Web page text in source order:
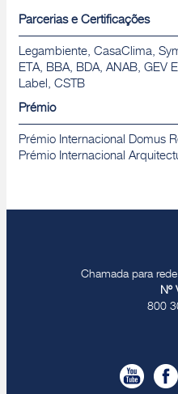
Parcerias e Certificações
Legambiente, CasaClima,
ETA, BBA, BDA, ANAB, GEV
Label, CSTB
Prémio
Prémio Internacional Domus
Prémio Internacional
Chamada para
Nº
800